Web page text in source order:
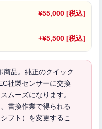
¥55,000 [税込]
+¥5,500 [税込]
商品。純正のクイック
社製センサーに交換
ムーズになります。
書換作業で得られる
フト）を変更するこ